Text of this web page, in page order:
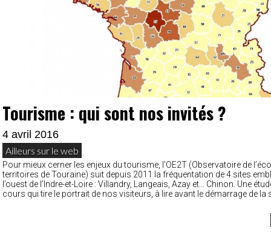
Tourisme : qui sont nos invités ?
4 avril 2016
Ailleurs sur le web
Pour mieux cerner les enjeux du tourisme, l’OE2T (Observatoire de
territoires de Touraine) suit depuis 2011 la fréquentation de 4 sites
l’ouest de l’Indre-et-Loire : Villandry, Langeais, Azay et… Chinon. Une
cours qui tire le portrait de nos visiteurs, à lire avant le démarrage de la